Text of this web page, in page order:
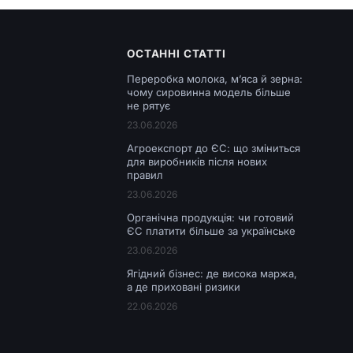
ОСТАННІ СТАТТІ
Переробка молока, м’яса й зерна:
чому сировинна модель більше
не рятує
23.06.2026
Агроекспорт до ЄС: що зміниться
для виробників після нових
правил
23.06.2026
Органічна продукція: чи готовий
ЄС платити більше за українське
23.06.2026
Ягідний бізнес: де висока маржа,
а де приховані ризики
22.06.2026